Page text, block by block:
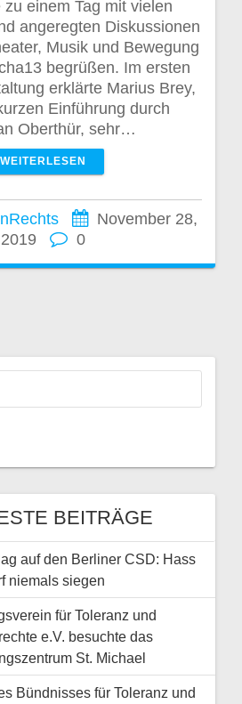
zu einem Tag mit vielen
angeregten Diskussionen
Musik und Bewegung
begrüßen. Im ersten
erklärte Marius Brey,
Einführung durch
Oberthür, sehr…
WEITERLESEN
November 28,
2019
0
BEITRÄGE
auf den Berliner CSD: Hass
niemals siegen
für Toleranz und
e.V. besuchte das
St. Michael
Bündnisses für Toleranz und